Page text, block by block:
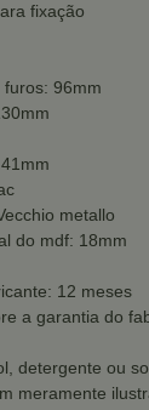
fixação
furos: 96mm
metallo
do mdf: 18mm
12 meses
a garantia do
detergente ou
meramente